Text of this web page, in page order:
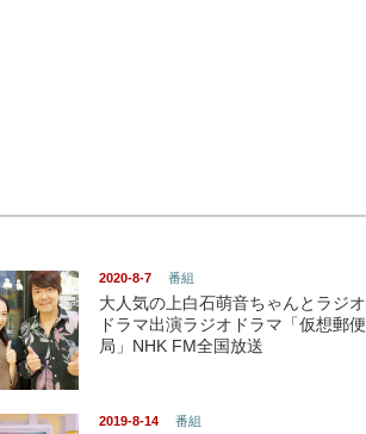
2020-8-7 番組
大人気の上白石萌音ちゃんとラジオ
ドラマ出演ラジオドラマ「仮想郵便
局」NHK FM全国放送
2019-8-14 番組